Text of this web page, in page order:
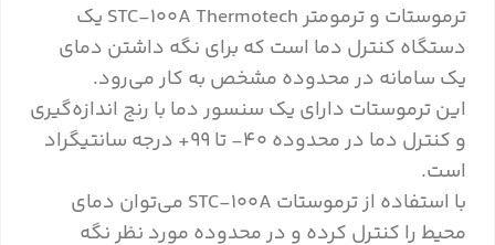
ترموستات و ترمومتر STC-100A Thermotech یک
دستگاه کنترل دما است که برای نگه داشتن دمای
یک سامانه در محدوده مشخص به کار می‌رود.
این ترموستات دارای یک سنسور دما با رنج اندازه‌گیری
و کنترل دما در محدوده 40- تا 99+ درجه سانتیگراد
است.
با استفاده از ترموستات STC-100A می‌توان دمای
محیط را کنترل کرده و در محدوده مورد نظر نگه